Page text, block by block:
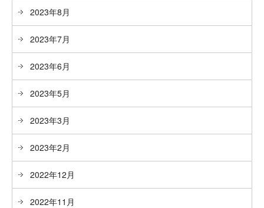
2023年8月
2023年7月
2023年6月
2023年5月
2023年3月
2023年2月
2022年12月
2022年11月